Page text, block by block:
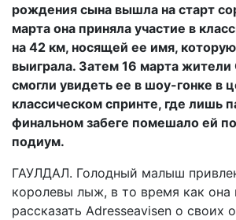
рождения сына вышла на старт
марта она приняла участие в
на 42 км, носящей ее имя,
выиграла. Затем 16 марта жители
смогли увидеть ее в шоу-гонке в
классическом спринте, где лишь
финальном забеге помешало ей
подиум.
ГАУЛДАЛ. Голодный малыш
королевы лыж, в то время как она
рассказать Adresseavisen о своих